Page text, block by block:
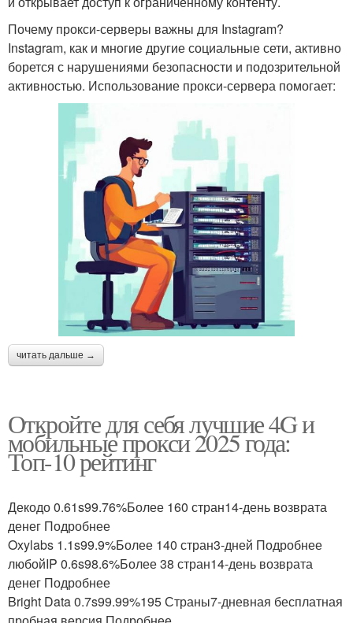
Почему прокси-серверы важны для Instagram?
Instagram, как и многие другие социальные сети, активно
борется с нарушениями безопасности и подозрительной
активностью. Использование прокси-сервера помогает:
читать дальше →
Откройте для себя лучшие 4G и
мобильные прокси 2025 года:
Топ-10 рейтинг
Декодо 0.61s99.76%Более 160 стран14-день возврата
денег Подробнее
Oxylabs 1.1s99.9%Более 140 стран3-дней Подробнее
любойIP 0.6s98.6%Более 38 стран14-день возврата
денег Подробнее
Bright Data 0.7s99.99%195 Страны7-дневная бесплатная